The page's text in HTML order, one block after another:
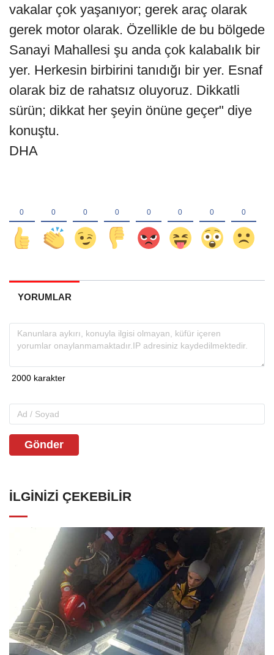
vakalar çok yaşanıyor; gerek araç olarak
gerek motor olarak. Özellikle de bu bölgede
Sanayi Mahallesi şu anda çok kalabalık bir
yer. Herkesin birbirini tanıdığı bir yer. Esnaf
olarak biz de rahatsız oluyoruz. Dikkatli
sürün; dikkat her şeyin önüne geçer" diye
konuştu.
DHA
YORUMLAR
Gönder
İLGINIZI ÇEKEBILIR